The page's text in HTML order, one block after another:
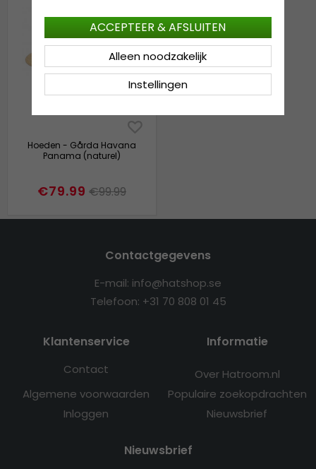
Hoeden - Gårda Havana
Panama (naturel)
€79.99 €99.99
Contactgegevens
E-mail: info@hatshop.se
Telefoon: +31 70 808 01 45
Klantenservice
Contact
Algemene voorwaarden
Inloggen
Informatie
Over Hatroom.nl
Populaire zoekopdrachten
Nieuwsbrief
Nieuwsbrief
Instellingen
Alleen noodzakelijk
ACCEPTEER & AFSLUITEN